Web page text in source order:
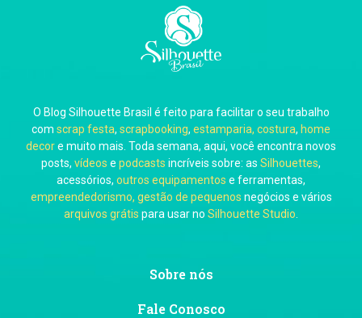
Carla Eschberger
Carol Pessoa
Ju Mirthes
O Blog Silhouette Brasil é feito para facilitar o seu trabalho
com scrap festa, scrapbooking, estamparia, costura, home
decore muito mais. Toda semana, aqui, você encontra novos
posts, vídeos e podcasts incríveis sobre: as Silhouettes,
acessórios, outros equipamentos e ferramentas,
empreendedorismo, gestão de pequenos negócios e vários
arquivos grátis para usar no Silhouette Studio
Sobre nós
Fale Conosco